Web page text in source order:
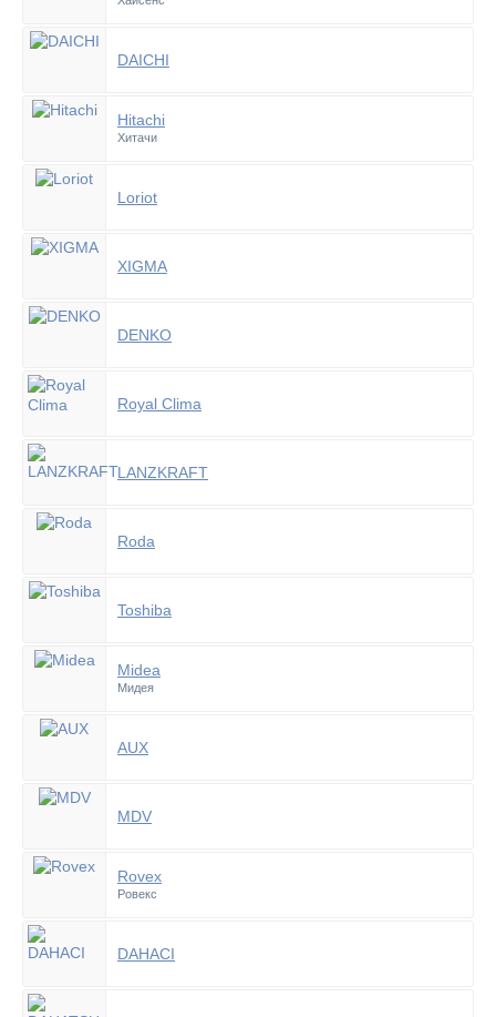
DAICHI
Hitachi
Хитачи
Loriot
XIGMA
DENKO
Royal Clima
LANZKRAFT
Roda
Toshiba
Midea
Мидея
AUX
MDV
Rovex
Ровекс
DAHACI